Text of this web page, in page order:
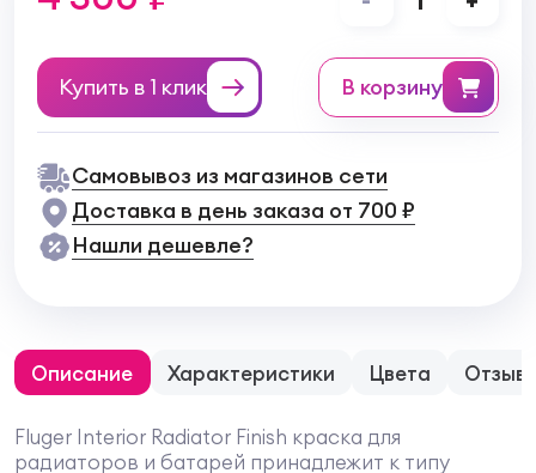
Купить в 1 клик в корзину
Самовывоз из магазинов сети
Доставка в день заказа от 700 ₽
Нашли дешевле?
Описание Характеристики Цвета
Fluger Interior Radiator Finish краска для
радиаторов и батарей принадлежит к типу